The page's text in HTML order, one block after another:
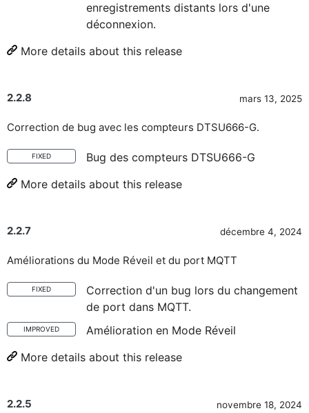
enregistrements distants lors d'une
déconnexion.
More details about this release
2.2.8 mars 13, 2025
Correction de bug avec les compteurs DTSU666-G.
FIXED
Bug des compteurs DTSU666-G
More details about this release
2.2.7 décembre 4, 2024
Améliorations du Mode Réveil et du port MQTT
FIXED
Correction d'un bug lors du changement
de port dans MQTT.
IMPROVED
Amélioration en Mode Réveil
More details about this release
2.2.5 novembre 18, 2024